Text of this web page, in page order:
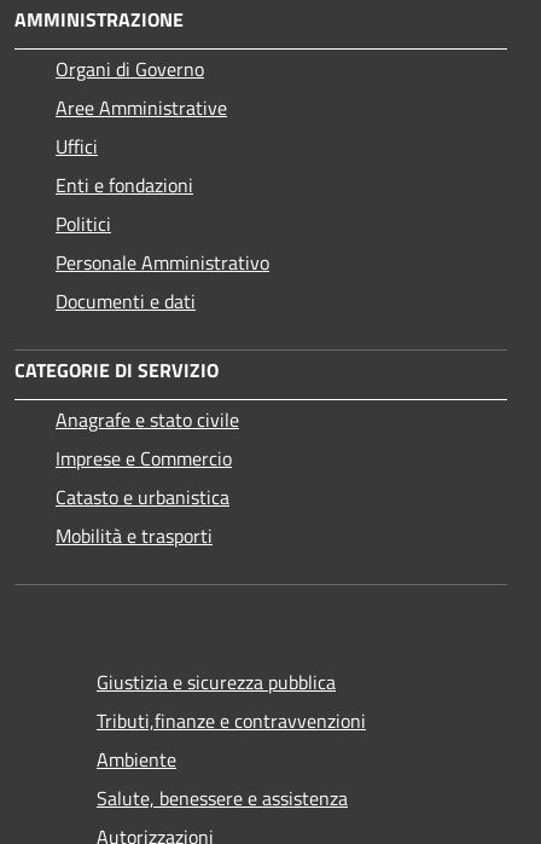
AMMINISTRAZIONE
Organi di Governo
Aree Amministrative
Uffici
Enti e fondazioni
Politici
Personale Amministrativo
Documenti e dati
CATEGORIE DI SERVIZIO
Anagrafe e stato civile
Imprese e Commercio
Catasto e urbanistica
Mobilità e trasporti
Giustizia e sicurezza pubblica
Tributi,finanze e contravvenzioni
Ambiente
Salute, benessere e assistenza
Autorizzazioni